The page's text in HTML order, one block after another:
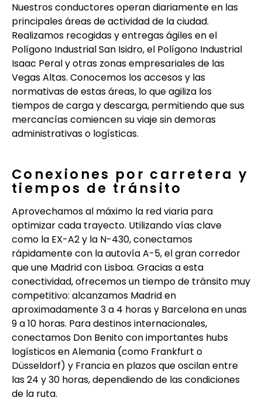
Nuestros conductores operan diariamente en las
principales áreas de actividad de la ciudad.
Realizamos recogidas y entregas ágiles en el
Polígono Industrial San Isidro, el Polígono Industrial
Isaac Peral y otras zonas empresariales de las
Vegas Altas. Conocemos los accesos y las
normativas de estas áreas, lo que agiliza los
tiempos de carga y descarga, permitiendo que sus
mercancías comiencen su viaje sin demoras
administrativas o logísticas.
Conexiones por carretera y
tiempos de tránsito
Aprovechamos al máximo la red viaria para
optimizar cada trayecto. Utilizando vías clave
como la EX-A2 y la N-430, conectamos
rápidamente con la autovía A-5, el gran corredor
que une Madrid con Lisboa. Gracias a esta
conectividad, ofrecemos un tiempo de tránsito muy
competitivo: alcanzamos Madrid en
aproximadamente 3 a 4 horas y Barcelona en unas
9 a 10 horas. Para destinos internacionales,
conectamos Don Benito con importantes hubs
logísticos en Alemania (como Frankfurt o
Düsseldorf) y Francia en plazos que oscilan entre
las 24 y 30 horas, dependiendo de las condiciones
de la ruta.